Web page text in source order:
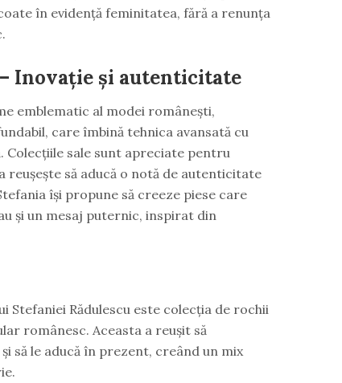
în evidență feminitatea, fără a renunța
Inovație și autenticitate
emblematic al modei românești,
care îmbină tehnica avansată cu
sale sunt apreciate pentru
reușește să aducă o notă de autenticitate
își propune să creeze piese care
și un mesaj puternic, inspirat din
Stefaniei Rădulescu este colecția de rochii
românesc. Aceasta a reușit să
să le aducă în prezent, creând un mix